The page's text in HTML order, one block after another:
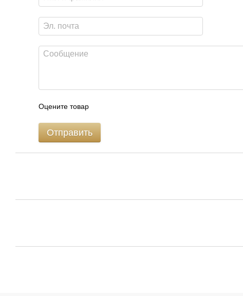
Оцените товар
Отправить